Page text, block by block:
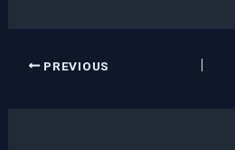
PREVIOUS